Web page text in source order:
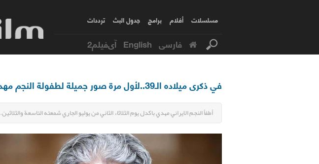
مسلسلات أفلام برامج جدول البث ترددات
فارسی English آی‌فیلم2
في ذكرى ميلاده الـ39..لأول مرة صور جميلة لطفولة النجم مهدي باكدل
أطفأ النجم الايراني مهدي باكدل يوم الثلاثاء الثاني من يوليو الجاري شمعته التاسعة والثلاثين.